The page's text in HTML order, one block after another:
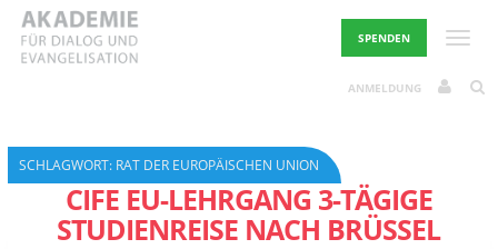
Skip
content
SPENDEN
ANMELDUNG
SCHLAGWORT: RAT DER EUROPÄISCHEN UNION
CIFE EU-LEHRGANG 3-TÄGIGE
STUDIENREISE NACH BRÜSSEL